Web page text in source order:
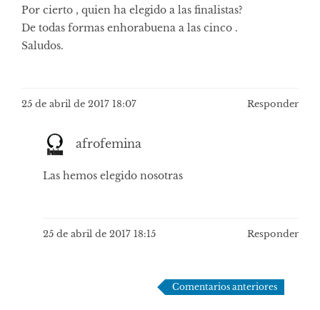
Por cierto , quien ha elegido a las finalistas?
De todas formas enhorabuena a las cinco .
Saludos.
25 de abril de 2017 18:07 Responder
afrofemina
Las hemos elegido nosotras
25 de abril de 2017 18:15 Responder
Comentarios anteriores